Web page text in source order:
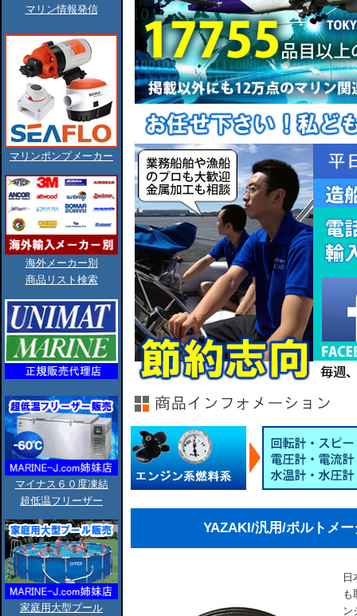
マリン情報発信
マリンポンプメーカー
海外メーカー別
商品リスト検索
マイナス６０度凍結
超低温フリーザー
家庭用大型プール
YAZAKI/汎用/ボルトメ
も
ン